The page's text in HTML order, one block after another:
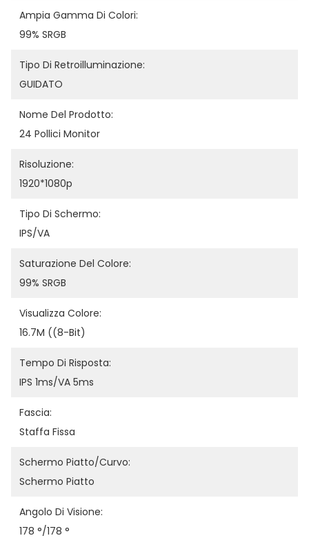
Ampia Gamma Di Colori:
99% SRGB
Tipo Di Retroilluminazione:
GUIDATO
Nome Del Prodotto:
24 Pollici Monitor
Risoluzione:
1920*1080p
Tipo Di Schermo:
IPS/VA
Saturazione Del Colore:
99% SRGB
Visualizza Colore:
16.7M ((8-Bit)
Tempo Di Risposta:
IPS 1ms/VA 5ms
Fascia:
Staffa Fissa
Schermo Piatto/curvo:
Schermo Piatto
Angolo Di Visione:
178 °/178 °